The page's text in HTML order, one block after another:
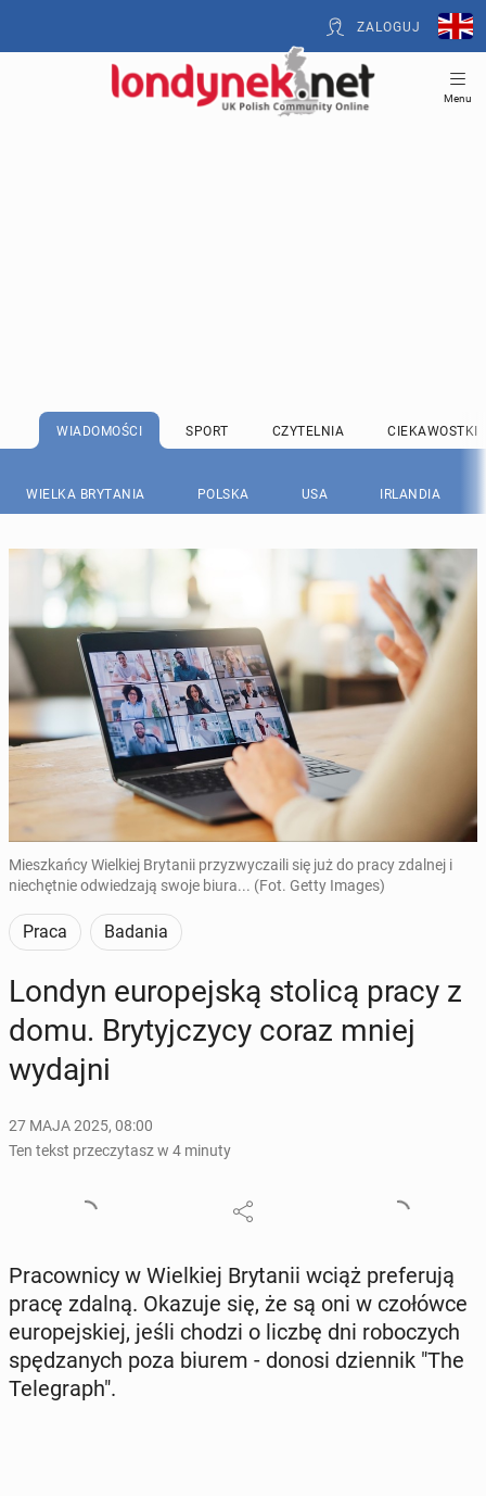
ZALOGUJ
Menu
WIADOMOŚCI SPORT CZYTELNIA CIEKAWOSTKI
WIELKA BRYTANIA POLSKA USA IRLANDIA
Mieszkańcy Wielkiej Brytanii przyzwyczaili się już do pracy zdalnej i
niechętnie odwiedzają swoje biura... (Fot. Getty Images)
Praca Badania
Londyn eu­ro­pej­ską stolicą pracy z
domu. Bry­tyj­czy­cy coraz mniej
wydajni
27 MAJA 2025, 08:00
Ten tekst przeczytasz w 4 minuty
Pra­cow­ni­cy w Wiel­kiej Bry­ta­nii wciąż pre­fe­ru­ją
pracę zdalną. Okazuje się, że są oni w czo­łów­ce
eu­ro­pej­skiej, jeśli chodzi o liczbę dni ro­bo­czych
spę­dza­nych poza biurem - donosi dzien­nik "The
Te­le­graph".